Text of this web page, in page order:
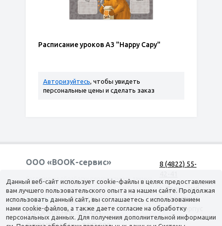
Расписание уроков А3 "Happy Capy"
Авторизуйтесь, чтобы увидеть
персональные цены и сделать заказ
ООО «ВООК-сервис»
Согласие на обработку персональных данных
КАТАЛОГ
ДОСТАВКА
ОФОРМЛЕНИЕ ЗАКАЗА
8 (4822) 55-
г. Тверь, наб.
А. Никитина,
д. 144 корпус
1
Данный веб-сайт использует cookie-файлы в целях предоставления
вам лучшего пользовательского опыта на нашем сайте. Продолжая
использовать данный сайт, вы соглашаетесь с использованием
нами cookie-файлов, а также даете согласие на обработку
персональных данных. Для получения дополнительной информации